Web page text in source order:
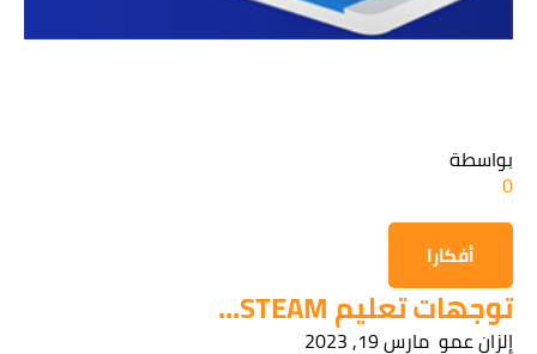
بواسطة
0
أفكارا
توجهات تعليم STEAM...
إلزان عمو مارس 19, 2023